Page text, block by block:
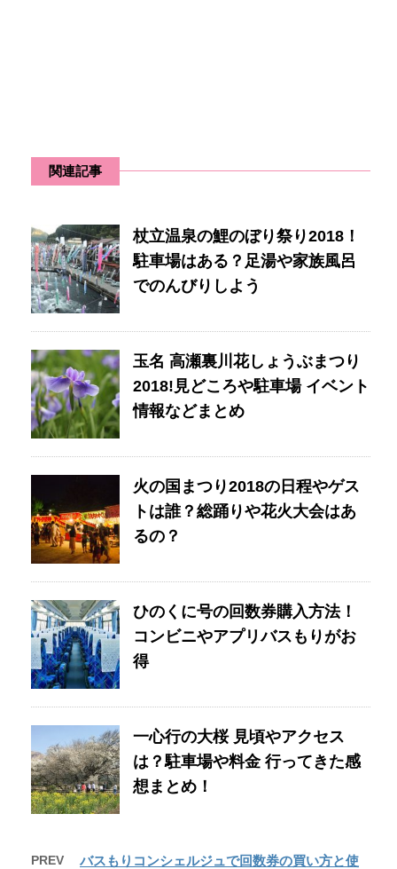
関連記事
杖立温泉の鯉のぼり祭り2018！
駐車場はある？足湯や家族風呂
でのんびりしよう
玉名 高瀬裏川花しょうぶまつり
2018!見どころや駐車場 イベント
情報などまとめ
火の国まつり2018の日程やゲス
トは誰？総踊りや花火大会はあ
るの？
ひのくに号の回数券購入方法！
コンビニやアプリバスもりがお
得
一心行の大桜 見頃やアクセス
は？駐車場や料金 行ってきた感
想まとめ！
PREV
バスもりコンシェルジュで回数券の買い方と使